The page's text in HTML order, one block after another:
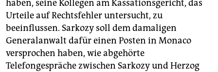
haben, seine Kollegen am Kassationsgericht, das
Urteile auf Rechtsfehler untersucht, zu
beeinflussen. Sarkozy soll dem damaligen
Generalanwalt dafür einen Posten in Monaco
versprochen haben, wie abgehörte
Telefongespräche zwischen Sarkozy und Herzog